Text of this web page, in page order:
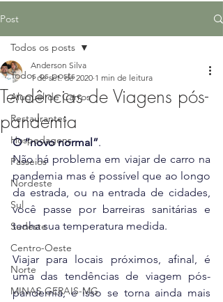
Post
Todos os posts
Aluguel de Carros
Restaurantes
Hospedagens
Passeios
Nordeste
Sul
Sudeste
Centro-Oeste
Norte
MINAS GERAIS-MG
Todos os posts
Tendências de Viagens pós-
pandemia
Anderson Silva
1 de set. de 2020 1 min de leitura
O “novo normal”.
Não há problema em viajar de carro na
pandemia mas é possível que ao longo
da estrada, ou na entrada de cidades,
você passe por barreiras sanitárias e
tenha sua temperatura medida.
Viajar para locais próximos, afinal, é
uma das tendências de viagem pós-
pandemia, e isso se torna ainda mais